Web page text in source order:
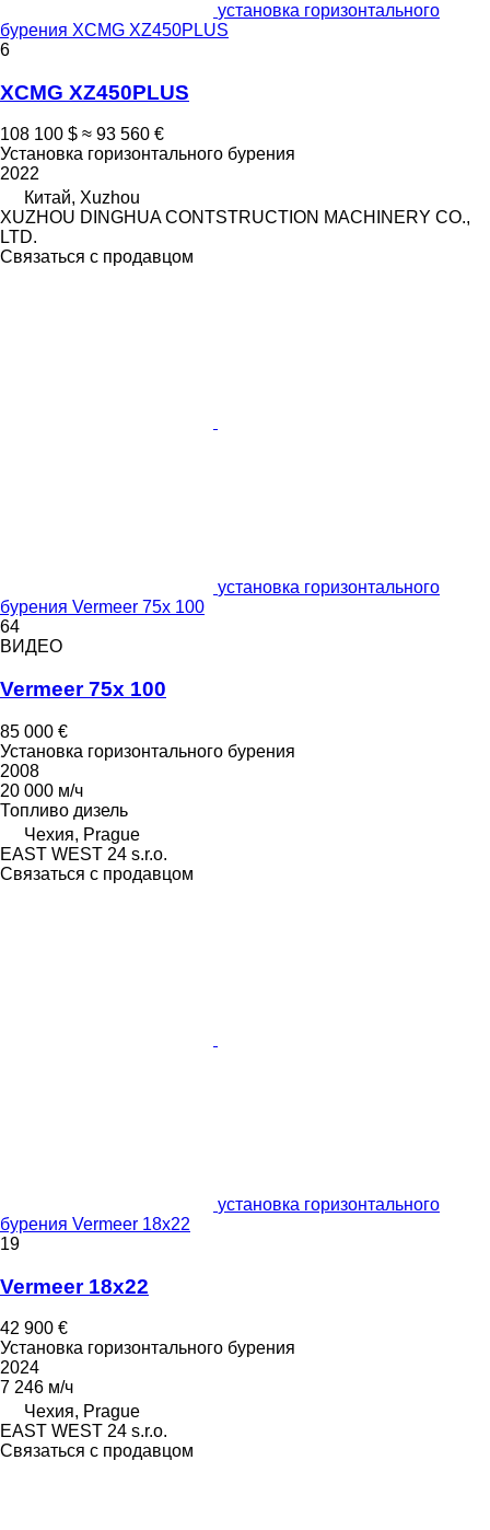
установка горизонтального
бурения XCMG XZ450PLUS
6
XCMG XZ450PLUS
108 100 $ ≈ 93 560 €
Установка горизонтального бурения
2022
Китай, Xuzhou
XUZHOU DINGHUA CONTSTRUCTION MACHINERY CO.,
LTD.
Связаться с продавцом
установка горизонтального
бурения Vermeer 75x 100
64
ВИДЕО
Vermeer 75x 100
85 000 €
Установка горизонтального бурения
2008
20 000 м/ч
Топливо дизель
Чехия, Prague
EAST WEST 24 s.r.o.
Связаться с продавцом
установка горизонтального
бурения Vermeer 18x22
19
Vermeer 18x22
42 900 €
Установка горизонтального бурения
2024
7 246 м/ч
Чехия, Prague
EAST WEST 24 s.r.o.
Связаться с продавцом